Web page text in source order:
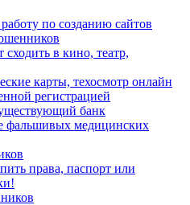
по созданию сайтов
в кино, театр,
карты, техосмотр онлайн
регистрацией
банк
медицинских
права, паспорт или